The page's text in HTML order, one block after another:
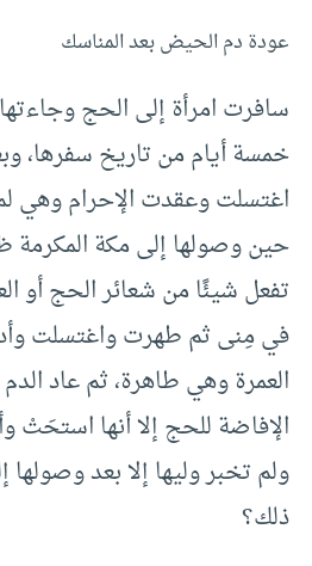
عودة دم الحيض بعد المناسك
سافرت امرأة إلى الحج
خمسة أيام من تاريخ سفرها،
اغتسلت وعقدت الإحرام وهي
حين وصولها إلى مكة
تفعل شيئًا من شعائر الحج أو
في مِنى ثم طهرت واغتسلت
العمرة وهي طاهرة، ثم عاد
الإفاضة للحج إلا أنها استحَتْ
ولم تخبر وليها إلا بعد
ذلك؟